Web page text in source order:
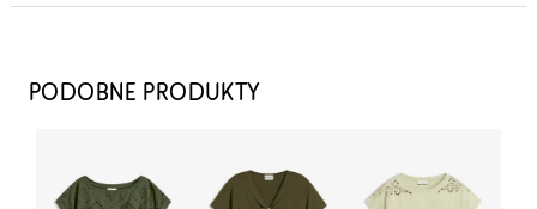
144,99 zł
Torba typu shopper z ozdobnym paskiem
PODOBNE PRODUKTY